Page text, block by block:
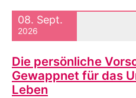
08. Sept.
2026
Die persönliche
Gewappnet für das
Leben